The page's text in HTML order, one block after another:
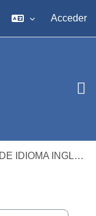
Acceder
CURSOS DE IDIOMA INGLES